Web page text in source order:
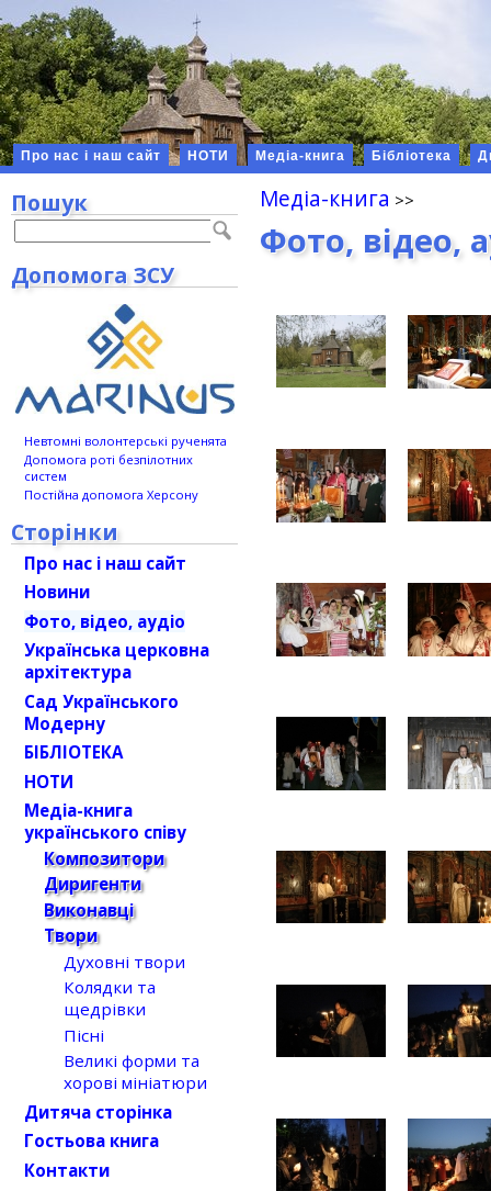
Про нас і наш сайт НОТИ Медіа-книга Бібліотека
Медіа-книга
Фото, відео,
Пошук
Допомога ЗСУ
Невтомні волонтерські рученята
Допомога роті безпілотних
систем
Постійна допомога Херсону
Сторінки
Про нас і наш сайт
Новини
Фото, відео, аудіо
Українська церковна
архітектура
Сад Українського
Модерну
БІБЛІОТЕКА
НОТИ
Медіа-книга
українського співу
Композитори
Диригенти
Виконавці
Твори
Духовні твори
Колядки та
щедрівки
Пісні
Великі форми та
хорові мініатюри
Дитяча сторінка
Гостьова книга
Контакти